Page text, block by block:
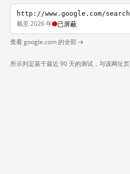
http://www.google.com/
截至 2026 年 已屏蔽
查看 google.com 的全部 →
所示判定基于最近 90 天的测试，与该网址页